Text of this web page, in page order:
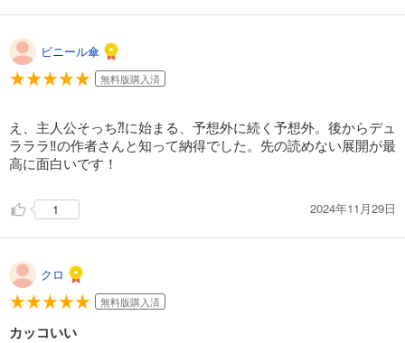
ビニール傘
無料版購入済
え、主人公そっち⁈に始まる、予想外に続く予想外。後からデュ
ラララ‼︎の作者さんと知って納得でした。先の読めない展開が最
高に面白いです！
1 2024年11月29日
クロ
無料版購入済
カッコいい